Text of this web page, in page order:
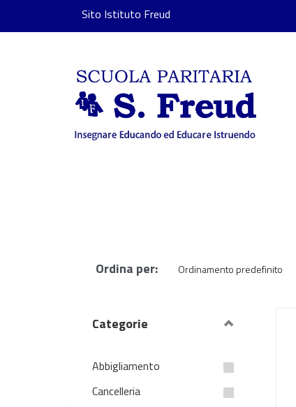
Sito Istituto Freud
Ordina per: Ordinamento predefinito
Categorie
Abbigliamento
Cancelleria